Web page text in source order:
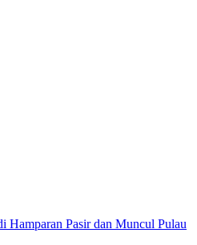
Hamparan Pasir dan Muncul Pulau